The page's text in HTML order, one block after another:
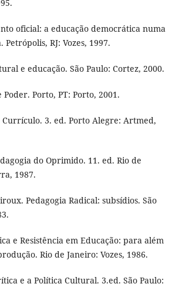
oficial: a educação democrática numa
RJ: Vozes, 1997.
e educação. São Paulo: Cortez, 2000.
e Poder. Porto, PT: Porto, 2001.
e Currículo. 3. ed. Porto Alegre: Artmed,
do Oprimido. 11. ed. Rio de
1987.
Pedagogia Radical: subsídios. São
e Resistência em Educação: para além
Rio de Janeiro: Vozes, 1986.
e a Política Cultural. 3.ed. São Paulo: